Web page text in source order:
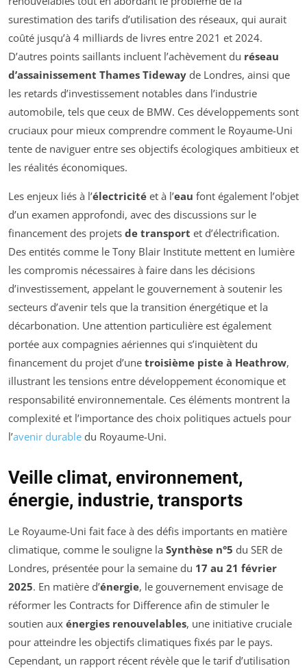
surestimation des tarifs d’utilisation des réseaux, qui aurait
coûté jusqu’à 4 milliards de livres entre 2021 et 2024.
D’autres points saillants incluent l’achèvement du réseau
d’assainissement Thames Tideway de Londres, ainsi que
les retards d’investissement notables dans l’industrie
automobile, tels que ceux de BMW. Ces développements sont
cruciaux pour mieux comprendre comment le Royaume-Uni
tente de naviguer entre ses objectifs écologiques ambitieux et
les réalités économiques.
Les enjeux liés à l’électricité et à l’eau font également l’objet
d’un examen approfondi, avec des discussions sur le
financement des projets de transport et d’électrification.
Des entités comme le Tony Blair Institute mettent en lumière
les compromis nécessaires à faire dans les décisions
d’investissement, appelant le gouvernement à soutenir les
secteurs d’avenir tels que la transition énergétique et la
décarbonation. Une attention particulière est également
portée aux compagnies aériennes qui s’inquiètent du
financement du projet d’une troisième piste à Heathrow,
illustrant les tensions entre développement économique et
responsabilité environnementale. Ces éléments montrent la
complexité et l’importance des choix politiques actuels pour
l’avenir durable du Royaume-Uni.
Veille climat, environnement,
énergie, industrie, transports
Le Royaume-Uni fait face à des défis importants en matière
climatique, comme le souligne la Synthèse n°5 du SER de
Londres, présentée pour la semaine du 17 au 21 février
2025. En matière d’énergie, le gouvernement envisage de
réformer les Contracts for Difference afin de stimuler le
soutien aux énergies renouvelables, une initiative cruciale
pour atteindre les objectifs climatiques fixés par le pays.
Cependant, un rapport récent révèle que le tarif d’utilisation